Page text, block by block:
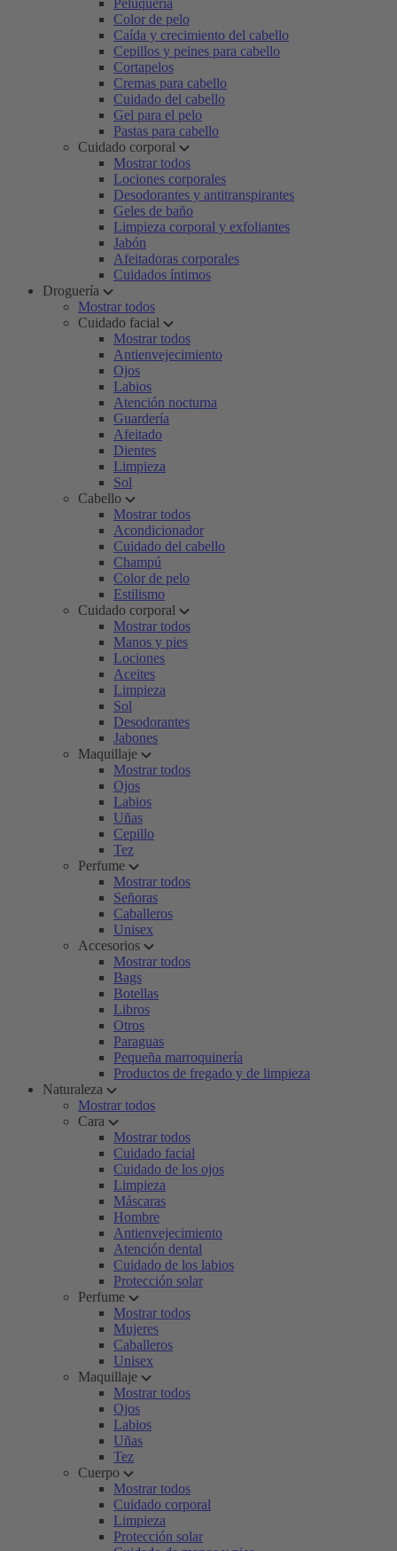
Peluquería
Color de pelo
Caída y crecimiento del cabello
Cepillos y peines para cabello
Cortapelos
Cremas para cabello
Cuidado del cabello
Gel para el pelo
Pastas para cabello
Cuidado corporal
Mostrar todos
Lociones corporales
Desodorantes y antitranspirantes
Geles de baño
Limpieza corporal y exfoliantes
Jabón
Afeitadoras corporales
Cuidados íntimos
Droguería
Mostrar todos
Cuidado facial
Mostrar todos
Antienvejecimiento
Ojos
Labios
Atención nocturna
Guardería
Afeitado
Dientes
Limpieza
Sol
Cabello
Mostrar todos
Acondicionador
Cuidado del cabello
Champú
Color de pelo
Estilismo
Cuidado corporal
Mostrar todos
Manos y pies
Lociones
Aceites
Limpieza
Sol
Desodorantes
Jabones
Maquillaje
Mostrar todos
Ojos
Labios
Uñas
Cepillo
Tez
Perfume
Mostrar todos
Señoras
Caballeros
Unisex
Accesorios
Mostrar todos
Bags
Botellas
Libros
Otros
Paraguas
Pequeña marroquinería
Productos de fregado y de limpieza
Naturaleza
Mostrar todos
Cara
Mostrar todos
Cuidado facial
Cuidado de los ojos
Limpieza
Máscaras
Hombre
Antienvejecimiento
Atención dental
Cuidado de los labios
Protección solar
Perfume
Mostrar todos
Mujeres
Caballeros
Unisex
Maquillaje
Mostrar todos
Ojos
Labios
Uñas
Tez
Cuerpo
Mostrar todos
Cuidado corporal
Limpieza
Protección solar